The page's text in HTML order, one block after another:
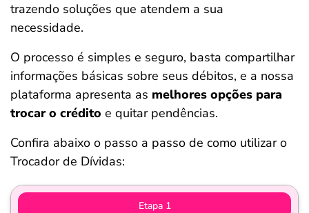
trazendo soluções que atendem a sua
necessidade.
O processo é simples e seguro, basta compartilhar
informações básicas sobre seus débitos, e a nossa
plataforma apresenta as melhores opções para
trocar o crédito e quitar pendências.
Confira abaixo o passo a passo de como utilizar o
Trocador de Dívidas:
Etapa 1